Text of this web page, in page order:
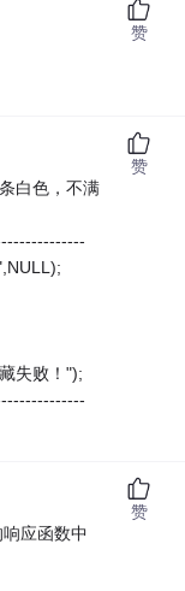
赞
白色，不满
失败！");
赞
应函数中
赞